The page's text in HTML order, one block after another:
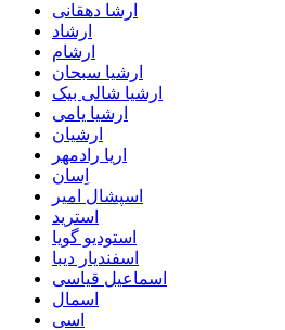
ارشا دهقانی
ارشاد
ارشام
ارشیا سبحان
ارشیا شالی بیک
ارشیا یامی
ارشیان
اریا رادمهر
اِسان
اسپشال امیر
استرید
استودیو گویا
اسفندیار دیبا
اسماعیل قیاسی
اسمال
اسی